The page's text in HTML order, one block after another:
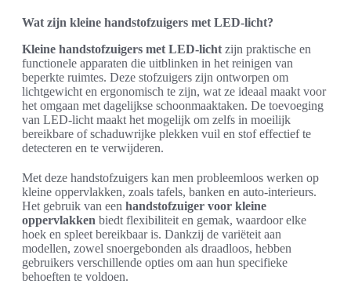
Wat zijn kleine handstofzuigers met LED-licht?
Kleine handstofzuigers met LED-licht zijn praktische en
functionele apparaten die uitblinken in het reinigen van
beperkte ruimtes. Deze stofzuigers zijn ontworpen om
lichtgewicht en ergonomisch te zijn, wat ze ideaal maakt voor
het omgaan met dagelijkse schoonmaaktaken. De toevoeging
van LED-licht maakt het mogelijk om zelfs in moeilijk
bereikbare of schaduwrijke plekken vuil en stof effectief te
detecteren en te verwijderen.
Met deze handstofzuigers kan men probleemloos werken op
kleine oppervlakken, zoals tafels, banken en auto-interieurs.
Het gebruik van een handstofzuiger voor kleine
oppervlakken biedt flexibiliteit en gemak, waardoor elke
hoek en spleet bereikbaar is. Dankzij de variëteit aan
modellen, zowel snoergebonden als draadloos, hebben
gebruikers verschillende opties om aan hun specifieke
behoeften te voldoen.